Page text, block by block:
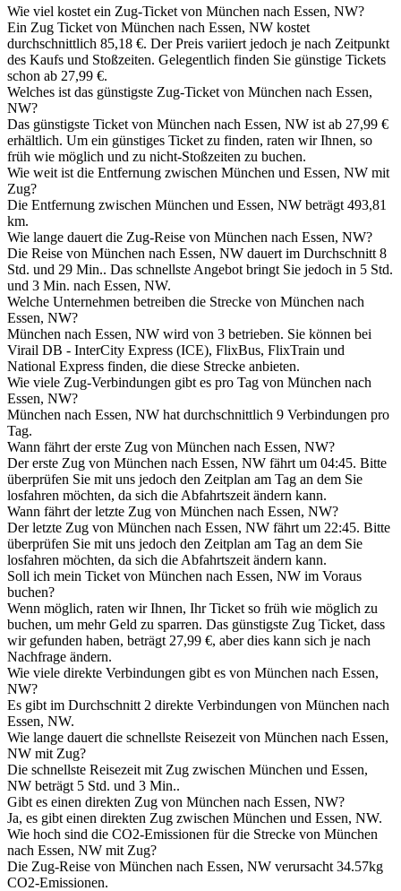
Wie viel kostet ein Zug-Ticket von München nach Essen, NW?
Ein Zug Ticket von München nach Essen, NW kostet
durchschnittlich 85,18 €. Der Preis variiert jedoch je nach Zeitpunkt
des Kaufs und Stoßzeiten. Gelegentlich finden Sie günstige Tickets
schon ab 27,99 €.
Welches ist das günstigste Zug-Ticket von München nach Essen,
NW?
Das günstigste Ticket von München nach Essen, NW ist ab 27,99 €
erhältlich. Um ein günstiges Ticket zu finden, raten wir Ihnen, so
früh wie möglich und zu nicht-Stoßzeiten zu buchen.
Wie weit ist die Entfernung zwischen München und Essen, NW mit
Zug?
Die Entfernung zwischen München und Essen, NW beträgt 493,81
km.
Wie lange dauert die Zug-Reise von München nach Essen, NW?
Die Reise von München nach Essen, NW dauert im Durchschnitt 8
Std. und 29 Min.. Das schnellste Angebot bringt Sie jedoch in 5 Std.
und 3 Min. nach Essen, NW.
Welche Unternehmen betreiben die Strecke von München nach
Essen, NW?
München nach Essen, NW wird von 3 betrieben. Sie können bei
Virail DB - InterCity Express (ICE), FlixBus, FlixTrain und
National Express finden, die diese Strecke anbieten.
Wie viele Zug-Verbindungen gibt es pro Tag von München nach
Essen, NW?
München nach Essen, NW hat durchschnittlich 9 Verbindungen pro
Tag.
Wann fährt der erste Zug von München nach Essen, NW?
Der erste Zug von München nach Essen, NW fährt um 04:45. Bitte
überprüfen Sie mit uns jedoch den Zeitplan am Tag an dem Sie
losfahren möchten, da sich die Abfahrtszeit ändern kann.
Wann fährt der letzte Zug von München nach Essen, NW?
Der letzte Zug von München nach Essen, NW fährt um 22:45. Bitte
überprüfen Sie mit uns jedoch den Zeitplan am Tag an dem Sie
losfahren möchten, da sich die Abfahrtszeit ändern kann.
Soll ich mein Ticket von München nach Essen, NW im Voraus
buchen?
Wenn möglich, raten wir Ihnen, Ihr Ticket so früh wie möglich zu
buchen, um mehr Geld zu sparren. Das günstigste Zug Ticket, dass
wir gefunden haben, beträgt 27,99 €, aber dies kann sich je nach
Nachfrage ändern.
Wie viele direkte Verbindungen gibt es von München nach Essen,
NW?
Es gibt im Durchschnitt 2 direkte Verbindungen von München nach
Essen, NW.
Wie lange dauert die schnellste Reisezeit von München nach Essen,
NW mit Zug?
Die schnellste Reisezeit mit Zug zwischen München und Essen,
NW beträgt 5 Std. und 3 Min..
Gibt es einen direkten Zug von München nach Essen, NW?
Ja, es gibt einen direkten Zug zwischen München und Essen, NW.
Wie hoch sind die CO2-Emissionen für die Strecke von München
nach Essen, NW mit Zug?
Die Zug-Reise von München nach Essen, NW verursacht 34.57kg
CO2-Emissionen.